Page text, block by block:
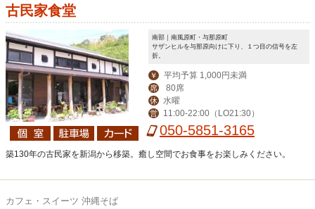
古民家食堂
南部｜南風原町・与那原町
サザンヒルを与那原向けに下り、１つ目の信号を左
折。
￥ 平均予算 1,000円未満
席 80席
休 水曜
営 11:00-22:00（LO21:30）
050-5851-3165
築130年の古民家を新潟から移築。癒し空間でお食事をお楽しみください。
カフェ・スイーツ 沖縄そば